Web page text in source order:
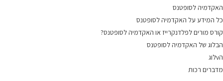
האקדמיה לסופטנס
כל המידע על האקדמיה לסופטנס
קורס מורים לפלדנקרייז או האקדמיה לסופטנס?
הבלוג של האקדמיה לסופטנס
הvלוג
מדברים רכות